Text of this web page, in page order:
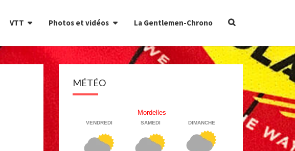
VTT Photos et vidéos La Gentlemen-Chrono
Search
MÉTÉO